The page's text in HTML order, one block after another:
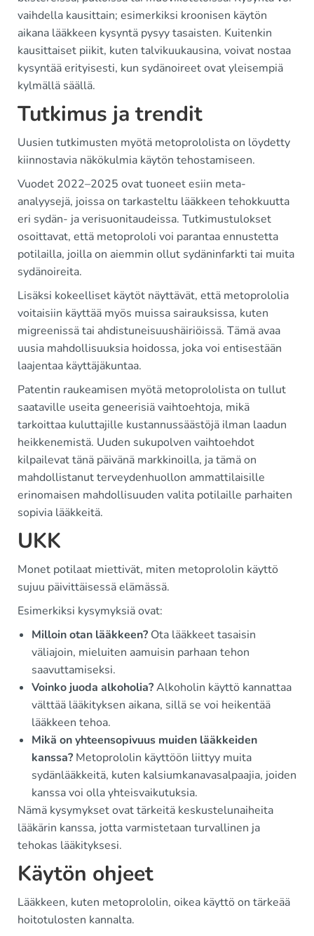
vaihdella kausittain; esimerkiksi kroonisen käytön
aikana lääkkeen kysyntä pysyy tasaisten. Kuitenkin
kausittaiset piikit, kuten talvikuukausina, voivat nostaa
kysyntää erityisesti, kun sydänoireet ovat yleisempiä
kylmällä säällä.
Tutkimus ja trendit
Uusien tutkimusten myötä metoprololista on löydetty
kiinnostavia näkökulmia käytön tehostamiseen.
Vuodet 2022–2025 ovat tuoneet esiin meta-
analyysejä, joissa on tarkasteltu lääkkeen tehokkuutta
eri sydän- ja verisuonitaudeissa. Tutkimustulokset
osoittavat, että metoprololi voi parantaa ennustetta
potilailla, joilla on aiemmin ollut sydäninfarkti tai muita
sydänoireita.
Lisäksi kokeelliset käytöt näyttävät, että metoprololia
voitaisiin käyttää myös muissa sairauksissa, kuten
migreenissä tai ahdistuneisuushäiriöissä. Tämä avaa
uusia mahdollisuuksia hoidossa, joka voi entisestään
laajentaa käyttäjäkuntaa.
Patentin raukeamisen myötä metoprololista on tullut
saataville useita geneerisiä vaihtoehtoja, mikä
tarkoittaa kuluttajille kustannussäästöjä ilman laadun
heikkenemistä. Uuden sukupolven vaihtoehdot
kilpailevat tänä päivänä markkinoilla, ja tämä on
mahdollistanut terveydenhuollon ammattilaisille
erinomaisen mahdollisuuden valita potilaille parhaiten
sopivia lääkkeitä.
UKK
Monet potilaat miettivät, miten metoprololin käyttö
sujuu päivittäisessä elämässä.
Esimerkiksi kysymyksiä ovat:
Milloin otan lääkkeen? Ota lääkkeet tasaisin
väliajoin, mieluiten aamuisin parhaan tehon
saavuttamiseksi.
Voinko juoda alkoholia?Alkoholin käyttö kannattaa
välttää lääkityksen aikana, sillä se voi heikentää
lääkkeen tehoa.
Mikä on yhteensopivuus muiden lääkkeiden
kanssa? Metoprololin käyttöön liittyy muita
sydänlääkkeitä, kuten kalsiumkanavasalpaajia, joiden
kanssa voi olla yhteisvaikutuksia.
Nämä kysymykset ovat tärkeitä keskustelunaiheita
lääkärin kanssa, jotta varmistetaan turvallinen ja
tehokas lääkityksesi.
Käytön ohjeet
Lääkkeen, kuten metoprololin, oikea käyttö on tärkeää
hoitotulosten kannalta.